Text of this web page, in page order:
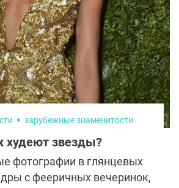
продюсера и было
пластических хирургов
в ее внешность?
зарубежные знаменитости
худеют звезды?
фотографии в глянцевых
с фееричных вечеринок,